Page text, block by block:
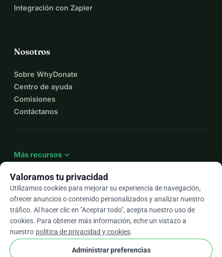
Integración con Zapier
Nosotros
Sobre WhyDonate
Centro de ayuda
Comisiones
Contáctanos
Más recursos expand_more
Esarrow_drop_down
★★★★★4,9 / 5 según más de 500 reseñas
Valoramos tu privacidad
Utilizamos cookies para mejorar su experiencia de navegación,
ofrecer anuncios o contenido personalizados y analizar nuestro
tráfico. Al hacer clic en "Aceptar todo", acepta nuestro uso de
cookies. Para obtener más información, eche un vistazo a
nuestro política de privacidad y cookies.
Administrar preferencias